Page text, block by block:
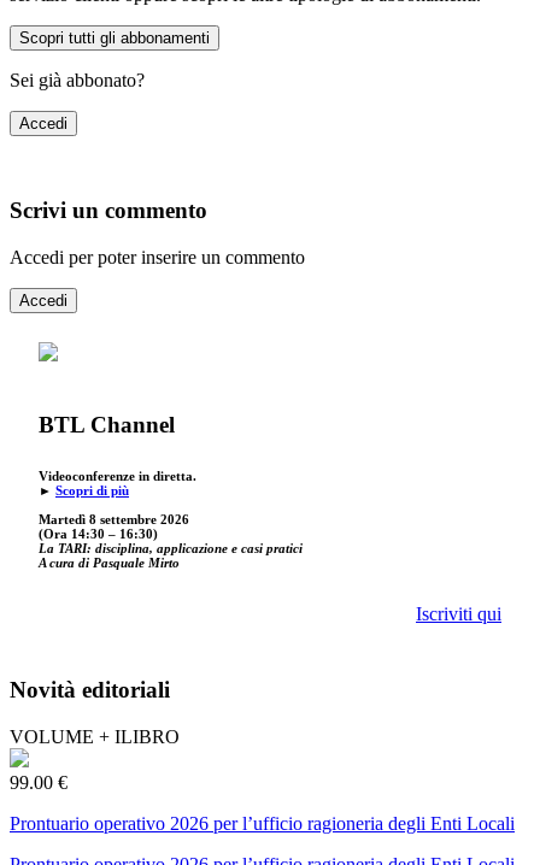
Scopri tutti gli abbonamenti
Sei già abbonato?
Accedi
Scrivi un commento
Accedi per poter inserire un commento
Accedi
BTL Channel
Videoconferenze in diretta.
► Scopri di più
Martedì 8 settembre 2026
(Ora 14:30 – 16:30)
La TARI: disciplina, applicazione e casi pratici
A cura di Pasquale Mirto
Iscriviti qui
Novità editoriali
VOLUME + ILIBRO
99.00 €
Prontuario operativo 2026 per l’ufficio ragioneria degli Enti Locali